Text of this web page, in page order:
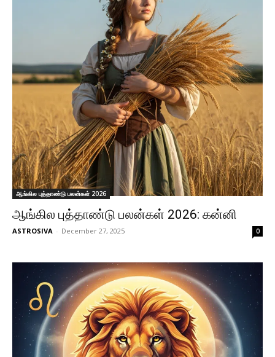
ஆங்கில புத்தாண்டு பலன்கள் 2026
ஆங்கில புத்தாண்டு பலன்கள் 2026: கன்னி
ASTROSIVA - December 27, 2025 0